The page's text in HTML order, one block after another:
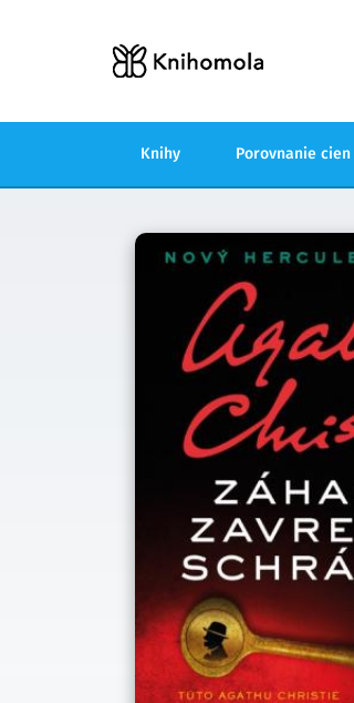
Knihy Porovnanie cien